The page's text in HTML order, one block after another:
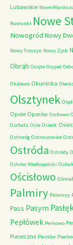
Lubawskie Nowe Miasto
Rumunki Nowe
Nowogród Nowy
Nowy Troszyn Nowy Zyck
Obrąb Ocięte Ocypel
Okalewo Okuninka
Olsztynek
Opole Oporów Orchowo
Oschatz Osie Osieck
Ostroróg Ostroszowice
Ostróda Ostródy
Ostrów Wielkopolski
Ościsłowo
Palmiry Palmiryy
Pass Pasym
Pepłówek Perkowo
Piaseczno Piastów